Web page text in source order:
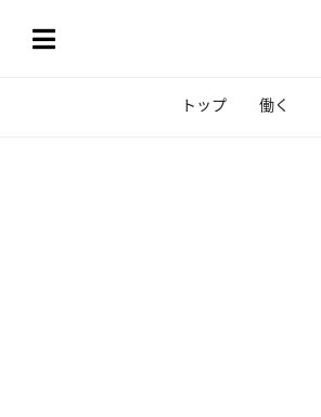
トップ 働く